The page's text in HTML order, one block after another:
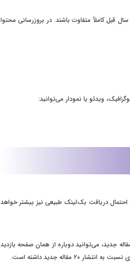
قبل کاملاً متفاوت باشند. در بروزرسانی محتوا
ویدئو یا نمودار می‌توانید:
احتمال دریافت بک‌لینک طبیعی نیز بیشتر خواهد
جدید، می‌توانید دوباره از همان صفحه بازدید